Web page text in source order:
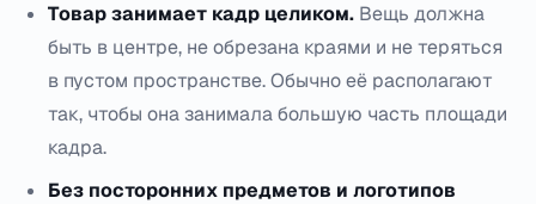
Товар занимает кадр целиком. Вещь должна
быть в центре, не обрезана краями и не теряться
в пустом пространстве. Обычно её располагают
так, чтобы она занимала большую часть площади
кадра.
Без посторонних предметов и логотипов